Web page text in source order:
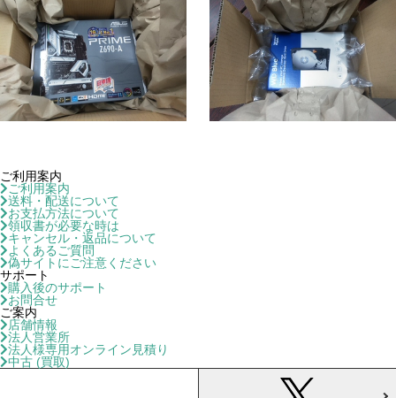
ご利用案内
ご利用案内
送料・配送について
お支払方法について
領収書が必要な時は
キャンセル・返品について
よくあるご質問
偽サイトにご注意ください
サポート
購入後のサポート
お問合せ
ご案内
店舗情報
法人営業所
法人様専用オンライン見積り
中古 (買取)